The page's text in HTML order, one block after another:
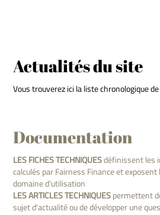
Actualités du site
Vous trouverez ici la liste chronologique
Documentation
LES FICHES TECHNIQUESdéfinissent les
calculés par Fairness Finance et
domaine d'utilisation
LES ARTICLES TECHNIQUESpermettent
sujet d'actualité ou de développer une